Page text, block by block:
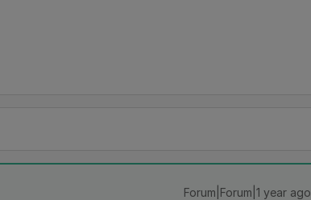
Forum|Forum|1 year ago